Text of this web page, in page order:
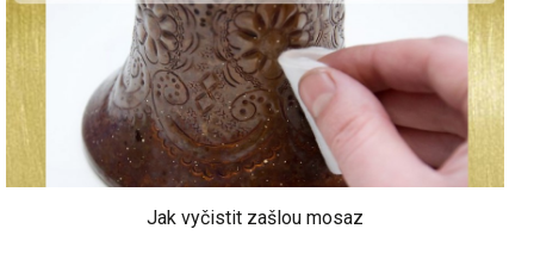
Jak vyčistit zašlou mosaz